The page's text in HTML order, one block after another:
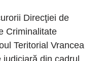
Direcţiei de
Criminalitate
Teritorial Vrancea